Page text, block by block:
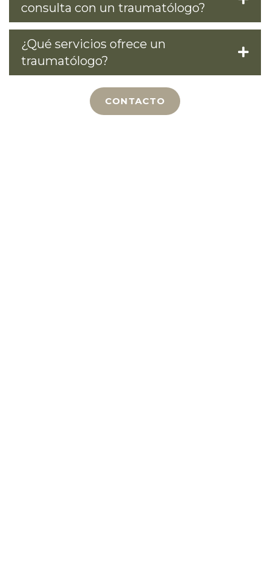
consulta con un traumatólogo?
¿Qué servicios ofrece un
traumatólogo?
CONTACTO